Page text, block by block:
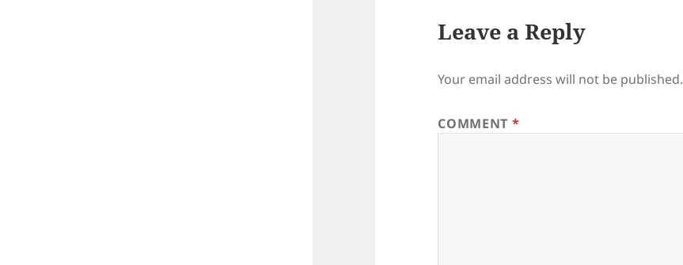
Leave a Reply
Your email address will not be published.
COMMENT *